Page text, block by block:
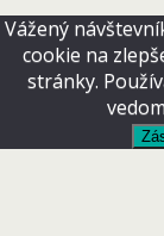
Vážený
cookie na
stránky.